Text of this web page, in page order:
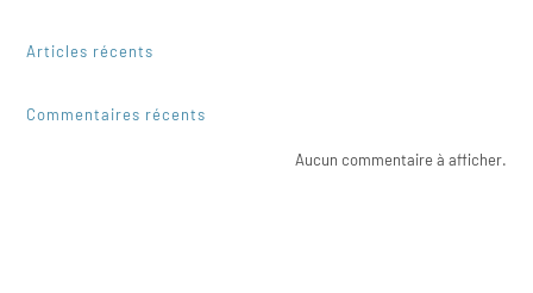
Articles récents
Commentaires récents
Aucun commentaire à afficher.